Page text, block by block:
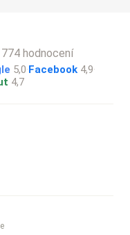
hodnocení
5,0·Facebook 4,9·
4,7